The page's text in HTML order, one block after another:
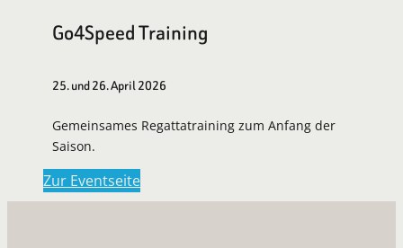
Go4Speed Training
25. und 26. April 2026
Gemeinsames Regattatraining zum Anfang der
Saison.
Zur Eventseite